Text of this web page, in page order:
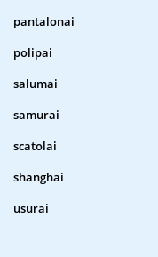
pantalonai
polipai
salumai
samurai
scatolai
shanghai
usurai